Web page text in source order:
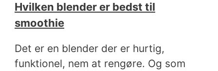
Hvilken blender er bedst til
smoothie
Det er en blender der er hurtig,
funktionel, nem at rengøre. Og som